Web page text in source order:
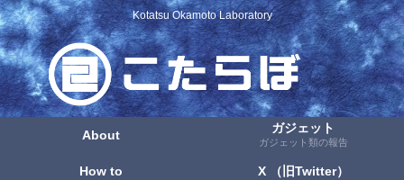
Kotatsu Okamoto Laboratory
About ガジェット
ガジェット類の報告
How to X （旧Twitter）